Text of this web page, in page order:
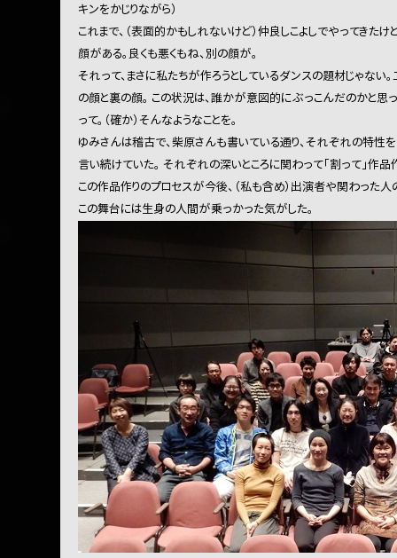
キンをかじりながら）
これまで、（表面的かもしれないけど）仲良しこよしでやってきた
顔がある。良くも悪くもね、別の顔が。
それって、まさに私たちが作ろうとしているダンスの題材じゃない。
の顔と裏の顔。 この状況は、誰かが意図的にぶっこんだのかと思っ
って。（確か）そんなようなことを。
ゆみさんは稽古で、柴原さんも書いている通り、それぞれの特性を
言い続けていた。 それぞれの深いところに関わって「割って」作品
この作品作りのプロセスが今後、（私も含め）出演者や関わった人
この舞台には生身の人間が乗っかった気がした。